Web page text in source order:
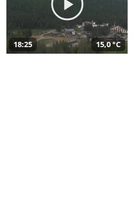
18:25 15,0 °C